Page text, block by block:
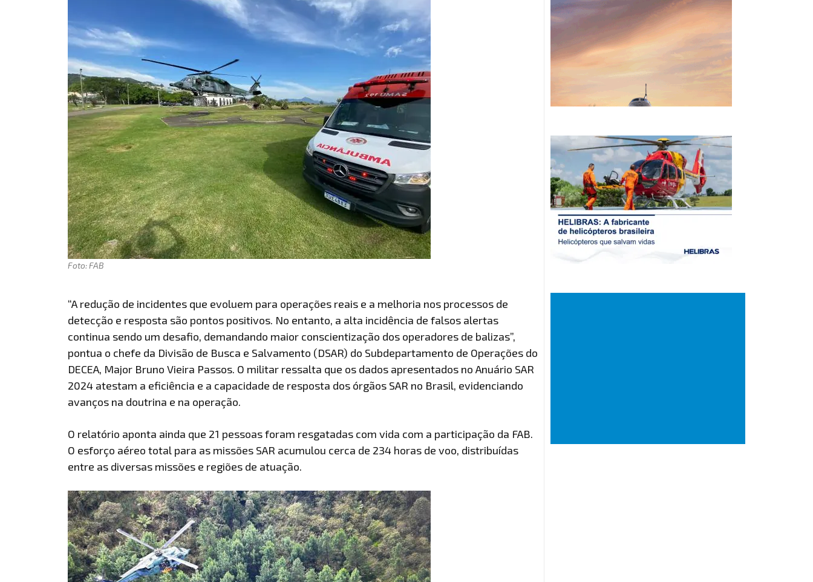
Foto: FAB
“A redução de incidentes que evoluem para operações reais e a melhoria nos processos de
detecção e resposta são pontos positivos. No entanto, a alta incidência de falsos alertas
continua sendo um desafio, demandando maior conscientização dos operadores de balizas”,
pontua o chefe da Divisão de Busca e Salvamento (DSAR) do Subdepartamento de Operações do
DECEA, Major Bruno Vieira Passos. O militar ressalta que os dados apresentados no Anuário SAR
2024 atestam a eficiência e a capacidade de resposta dos órgãos SAR no Brasil, evidenciando
avanços na doutrina e na operação.
O relatório aponta ainda que 21 pessoas foram resgatadas com vida com a participação da FAB.
O esforço aéreo total para as missões SAR acumulou cerca de 234 horas de voo, distribuídas
entre as diversas missões e regiões de atuação.